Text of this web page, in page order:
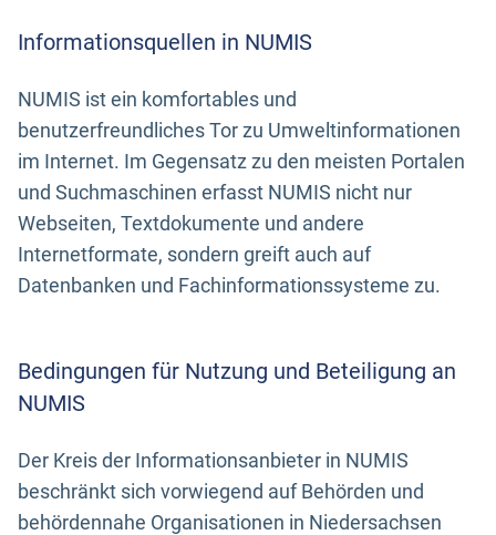
Informationsquellen in NUMIS
NUMIS ist ein komfortables und
benutzerfreundliches Tor zu Umweltinformationen
im Internet. Im Gegensatz zu den meisten Portalen
und Suchmaschinen erfasst NUMIS nicht nur
Webseiten, Textdokumente und andere
Internetformate, sondern greift auch auf
Datenbanken und Fachinformationssysteme zu.
Bedingungen für Nutzung und Beteiligung an
NUMIS
Der Kreis der Informationsanbieter in NUMIS
beschränkt sich vorwiegend auf Behörden und
behördennahe Organisationen in Niedersachsen